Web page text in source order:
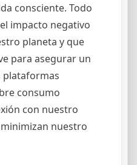
consciente. Todo
impacto negativo
planeta y que
para asegurar un
plataformas
consumo
con nuestro
nuestro